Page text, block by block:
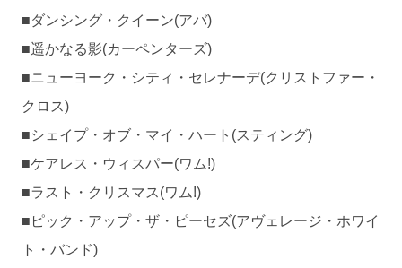
■ダンシング・クイーン(アバ)
■遥かなる影(カーペンターズ)
■ニューヨーク・シティ・セレナーデ(クリストファー・
クロス)
■シェイプ・オブ・マイ・ハート(スティング)
■ケアレス・ウィスパー(ワム!)
■ラスト・クリスマス(ワム!)
■ピック・アップ・ザ・ピーセズ(アヴェレージ・ホワイ
ト・バンド)